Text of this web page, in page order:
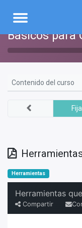
Básicos para
Contenido del curso
Herramientas